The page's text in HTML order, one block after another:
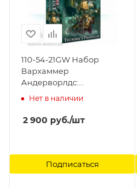
110-54-21GW Набор
Вархаммер
Андерворлдс:
Шкуродёры Тандрика
Underworlds: Thundrik's
Profiteers (Rus)) Games
Нет в наличии
2 900 руб./шт
Подписаться